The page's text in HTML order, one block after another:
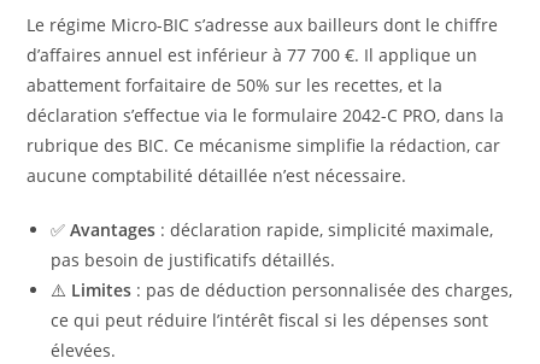
Le régime Micro-BIC s’adresse aux bailleurs dont le chiffre
d’affaires annuel est inférieur à 77 700 €. Il applique un
abattement forfaitaire de 50% sur les recettes, et la
déclaration s’effectue via le formulaire 2042-C PRO, dans la
rubrique des BIC. Ce mécanisme simplifie la rédaction, car
aucune comptabilité détaillée n’est nécessaire.
✅Avantages : déclaration rapide, simplicité maximale,
pas besoin de justificatifs détaillés.
⚠️ Limites : pas de déduction personnalisée des charges,
ce qui peut réduire l’intérêt fiscal si les dépenses sont
élevées.